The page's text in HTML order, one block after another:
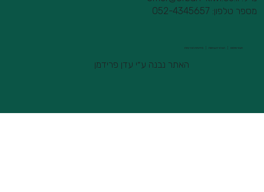
מספר טלפון: 052-4345657
תנאי שימוש | הצהרת נגישות | מדיניות הפרטיות
האתר נבנה ע״י עדן פרידמן